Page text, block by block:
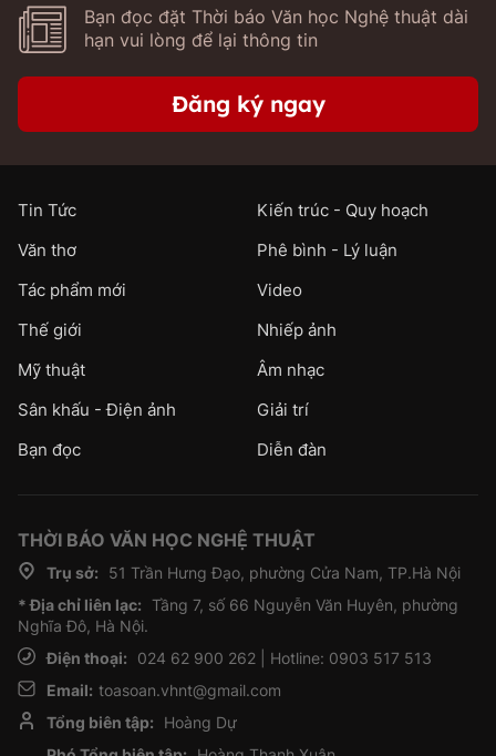
Bạn đọc đặt Thời báo Văn học Nghệ thuật dài
hạn vui lòng để lại thông tin
Đăng ký ngay
Tin Tức
Kiến trúc - Quy hoạch
Văn thơ
Phê bình - Lý luận
Tác phẩm mới
Video
Thế giới
Nhiếp ảnh
Mỹ thuật
Âm nhạc
Sân khấu - Điện ảnh
Giải trí
Bạn đọc
Diễn đàn
THỜI BÁO VĂN HỌC NGHỆ THUẬT
Trụ sở:
51 Trần Hưng Đạo, phường Cửa Nam, TP.Hà Nội
* Địa chỉ liên lạc: Tầng 7, số 66 Nguyễn Văn Huyên, phường
Nghĩa Đô, Hà Nội.
Điện thoại:
024 62 900 262 | Hotline: 0903 517 513
Email: toasoan.vhnt@gmail.com
Tổng biên tập:
Hoàng Dự